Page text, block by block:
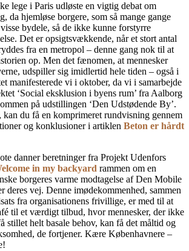
lege i Paris udløste en vigtig debat om
da hjemløse borgere, som så mange gange
bydele, så de ikke kunne forstyrre
Det er op­sigtsvækkende, når et stort antal
fra en metropol – denne gang nok til at
op. Men det fænomen, at mennesker
udspiller sig imidlertid hele tiden – også i
manifesterede vi i okto­ber, da vi i samarbejde
‘Social eksklusion i byens rum’ fra Aalborg
på udstillingen ‘Den Udstødende By’.
du få en komprimeret rundvisning gennem
og konklusioner i artiklen Beton er hårdt
danner beretninger fra Projekt Udenfors
in my backyard rammen om en
borgeres varme modtagelse af Den Mobile
deres vej. Denne imødekommenhed, sammen
fra organisationens frivillige, er med til at
til et værdigt tilbud, hvor mennesker, der ikke
stillet helt basale behov, kan få det måltid og
de fortjener. Kære Københavnere –